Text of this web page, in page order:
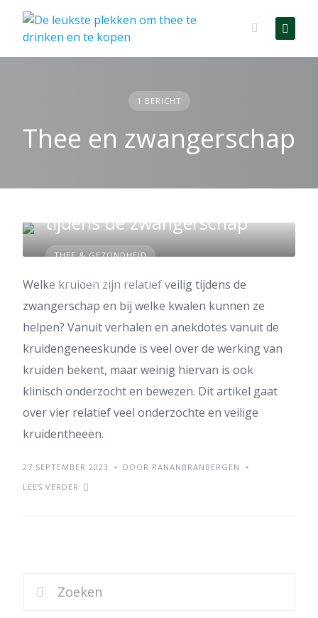
content
1 BERICHT
Thee en zwangerschap
THEE & GEZONDHEID
THEE EN ZWANGERSCHAP
tijdens de zwangerschap
Welke kruiden zijn relatief veilig tijdens de
zwangerschap en bij welke kwalen kunnen ze
helpen? Vanuit verhalen en anekdotes vanuit de
kruidengeneeskunde is veel over de werking van
kruiden bekent, maar weinig hiervan is ook
klinisch onderzocht en bewezen. Dit artikel gaat
over vier relatief veel onderzochte en veilige
kruidentheeën.
27 SEPTEMBER 2023
DOOR RANANBRANBERGEN
LEES VERDER